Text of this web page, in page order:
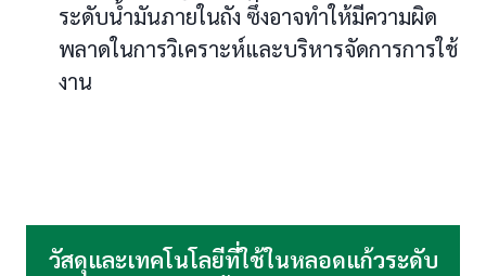
ระดับน้ำมันภายในถัง ซึ่งอาจทำให้มีความผิด
พลาดในการวิเคราะห์และบริหารจัดการการใช้
งาน
วัสดุและเทคโนโลยีที่ใช้ในหลอดแก้วระดับ